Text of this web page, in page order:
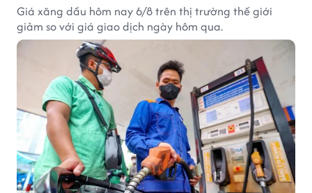
Giá xăng dầu hôm nay 6/8 trên thị trường thế giới
giảm so với giá giao dịch ngày hôm qua.